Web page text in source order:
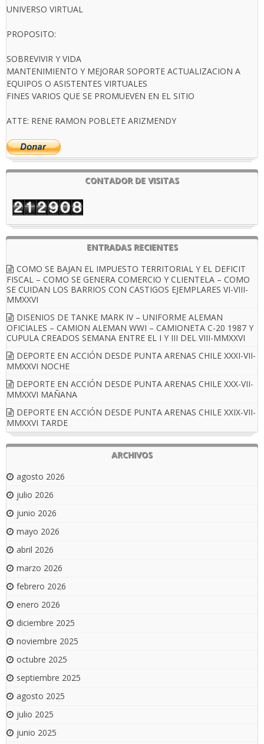
UNIVERSO VIRTUAL
PROPOSITO:
SOBREVIVIR Y VIDA
MANTENIMIENTO Y MEJORAR SOPORTE ACTUALIZACION A
EQUIPOS O ASISTENTES VIRTUALES
FINES VARIOS QUE SE PROMUEVEN EN EL SITIO
ATTE: RENE RAMON POBLETE ARIZMENDY
CONTADOR DE VISITAS
ENTRADAS RECIENTES
COMO SE BAJAN EL IMPUESTO TERRITORIAL Y EL DEFICIT
FISCAL – COMO SE GENERA COMERCIO Y CLIENTELA – COMO
SE CUIDAN LOS BARRIOS CON CASTIGOS EJEMPLARES VI-VIII-
MMXXVI
DISENIOS DE TANKE MARK IV – UNIFORME ALEMAN
OFICIALES – CAMION ALEMAN WWI – CAMIONETA C-20 1987 Y
CUPULA CREADOS SEMANA ENTRE EL I Y III DEL VIII-MMXXVI
DEPORTE EN ACCIÓN DESDE PUNTA ARENAS CHILE XXXI-VII-
MMXXVI NOCHE
DEPORTE EN ACCIÓN DESDE PUNTA ARENAS CHILE XXX-VII-
MMXXVI MAÑANA
DEPORTE EN ACCIÓN DESDE PUNTA ARENAS CHILE XXIX-VII-
MMXXVI TARDE
ARCHIVOS
agosto 2026
julio 2026
junio 2026
mayo 2026
abril 2026
marzo 2026
febrero 2026
enero 2026
diciembre 2025
noviembre 2025
octubre 2025
septiembre 2025
agosto 2025
julio 2025
junio 2025